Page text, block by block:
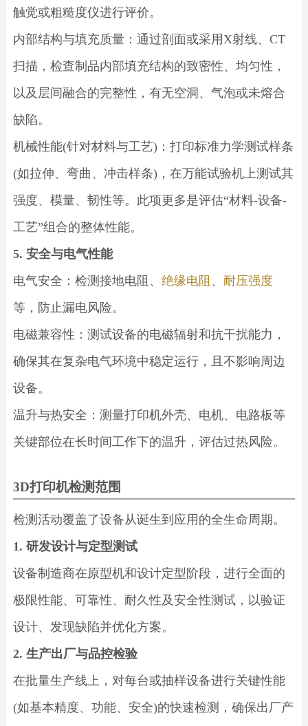
触觉或粗糙度仪进行评价。
内部结构与填充质量：通过剖面或采用X射线、CT
扫描，检查制品内部填充结构的致密性、均匀性，
以及层间融合的完整性，有无空洞、气泡或未熔合
缺陷。
机械性能(针对材料与工艺)：打印标准力学测试样条
(如拉伸、弯曲、冲击样条)，在万能试验机上测试其
强度、模量、韧性等。此项更多是评估“材料-设备-
工艺”组合的整体性能。
5. 安全与电气性能
电气安全：检测接地电阻、 绝缘电阻 、 耐压强度
等，防止漏电风险。
电磁兼容性：测试设备的电磁辐射和抗干扰能力，
确保其在复杂电气环境中稳定运行，且不影响周边
设备。
温升与热安全：测量打印机外壳、电机、电路板等
关键部位在长时间工作下的温升，评估过热风险。
3D打印机检测范围
检测活动覆盖了设备从诞生到应用的全生命周期。
1. 研发设计与定型测试
设备制造商在原型机和设计定型阶段，进行全面的
极限性能、可靠性、耐久性及安全性测试，以验证
设计、发现缺陷并优化方案。
2. 生产出厂与品控检验
在批量生产线上，对每台或抽样设备进行关键性能
(如基本精度、功能、安全)的快速检测，确保出厂产